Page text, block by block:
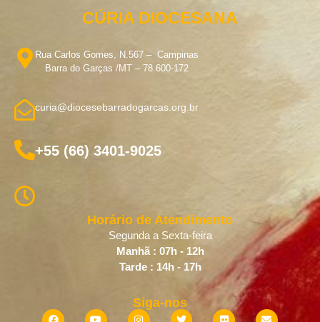
CÚRIA DIOCESANA
Rua Carlos Gomes, N.567 – Campinas
Barra do Garças /MT – 78.600-172
curia@diocesebarradogarcas.org.br
+55 (66) 3401-9025
Horário de Atendimento
Segunda a Sexta-feira
Manhã : 07h - 12h
Tarde : 14h - 17h
Siga-nos